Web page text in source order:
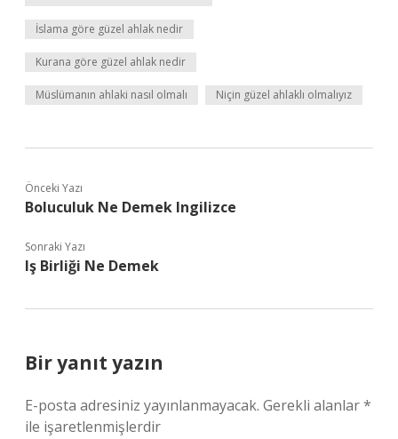
İslama göre güzel ahlak nedir
Kurana göre güzel ahlak nedir
Müslümanın ahlaki nasıl olmalı Niçin güzel ahlaklı olmalıyız
Önceki Yazı
Boluculuk Ne Demek Ingilizce
Sonraki Yazı
Iş Birliği Ne Demek
Bir yanıt yazın
E-posta adresiniz yayınlanmayacak. Gerekli alanlar*
ile işaretlenmişlerdir